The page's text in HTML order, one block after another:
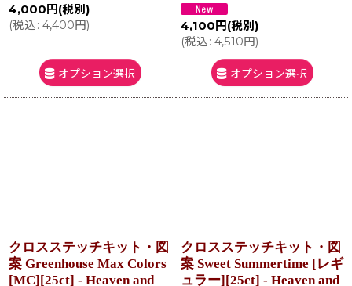
4,000 円 (税別)
(税込: 4,400円)
オプション選択
4,100 円 (税別)
(税込: 4,510円)
オプション選択
クロスステッチキット・図
案 Greenhouse Max Colors
[MC][25ct] - Heaven and
クロスステッチキット・図
案 Sweet Summertime [レギ
ュラー][25ct] - Heaven and